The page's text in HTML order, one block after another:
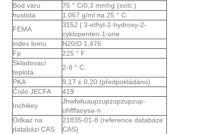
Bod varu
75 ° C/0,3 mmhg (svítí.)
hustota
1,067 g/ml na 25 ° C.
FEMA
3152 | 3-ethyl-2-hydroxy-2-
cyklopenten-1-one
index lomu
N20/D 1,476
Fp
225 ° F.
Skladovací
teplota.
2-8 ° C.
PKA
9,17 ± 0,20 (předpokládáno)
Číslo JECFA
419
Inchikey
Jhwfwluaupzupzupzupzup-
uhfffaoysa-n
Odkaz na
databázi CAS
21835-01-8 (reference databáze
CAS)